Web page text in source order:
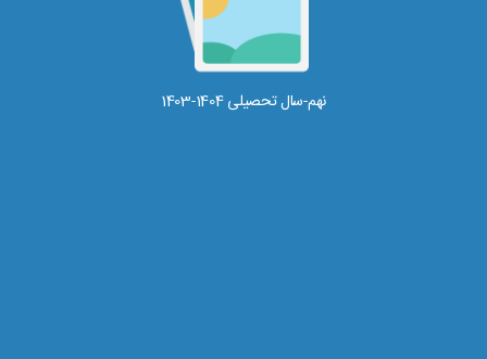
نهم-سال تحصیلی 1404-1403